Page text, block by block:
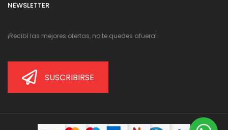
NEWSLETTER
¡Recibí las mejores ofertas, no te quedes afuera!
SUSCRIBIRSE